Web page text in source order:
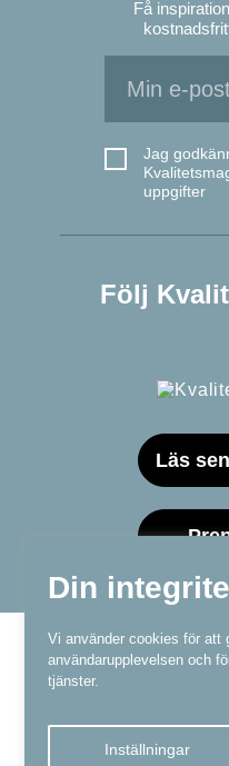
Din
Vi använder cookies för att
användarupplevelsen och
tjänster.
Inställningar
Få
Jag
uppgifter
Följ
Läs